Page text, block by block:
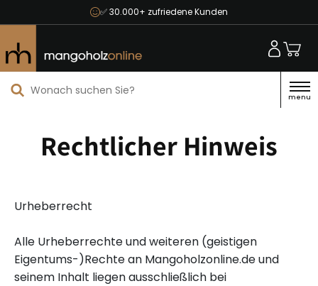
✅ 30.000+ zufriedene Kunden
menu
Rechtlicher Hinweis
Urheberrecht
Alle Urheberrechte und weiteren (geistigen
Eigentums-)Rechte an Mangoholzonline.de und
seinem Inhalt liegen ausschließlich bei